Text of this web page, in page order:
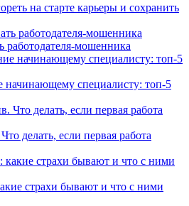
на старте карьеры и сохранить
работодателя-мошенника
специалисту: топ-5
делать, если первая работа
страхи бывают и что с ними